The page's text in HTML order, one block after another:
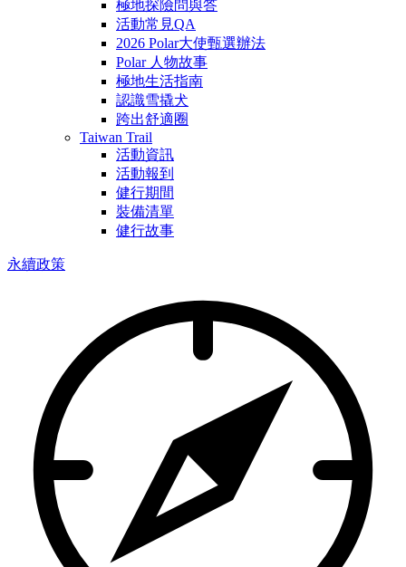
極地探險問與答
活動常見QA
2026 Polar大使甄選辦法
Polar 人物故事
極地生活指南
認識雪撬犬
跨出舒適圈
Taiwan Trail
活動資訊
活動報到
健行期間
裝備清單
健行故事
永續政策